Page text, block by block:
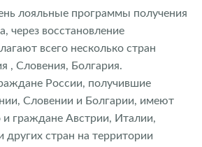
лояльные программы получения
через восстановление
всего несколько стран
, Словения, Болгария.
России, получившие
Словении и Болгарии, имеют
и граждане Австрии, Италии,
других стран на территории